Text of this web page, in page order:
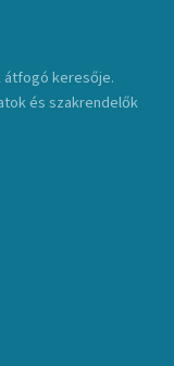
átfogó keresője.
és szakrendelők